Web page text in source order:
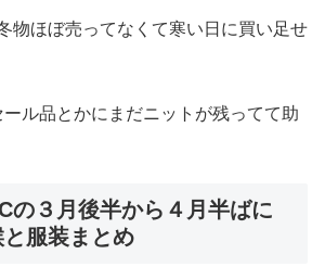
物ほぼ売ってなくて寒い日に買い足せ
ル品とかにまだニットが残ってて助
の３月後半から４月半ばに
服装まとめ